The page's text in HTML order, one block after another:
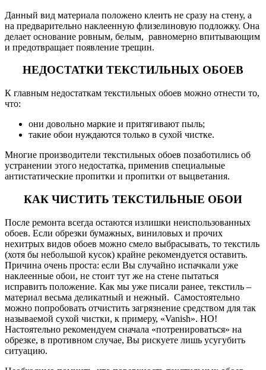
Данный вид материала положено клеить не сразу на стену, а
на предварительно наклеенную флизелиновую подложку. Она
делает основание ровным, белым, равномерно впитывающим
и предотвращает появление трещин.
НЕДОСТАТКИ ТЕКСТИЛЬНЫХ ОБОЕВ
К главным недостаткам текстильных обоев можно отнести то,
что:
они довольно маркие и притягивают пыль;
такие обои нуждаются только в сухой чистке.
Многие производители текстильных обоев позаботились об
устранении этого недостатка, применив специальные
антистатические пропитки и пропитки от выцветания.
КАК ЧИСТИТЬ ТЕКСТИЛЬНЫЕ ОБОИ
После ремонта всегда остаются излишки неиспользованных
обоев. Если обрезки бумажных, виниловых и прочих
нехитрых видов обоев можно смело выбрасывать, то текстиль
(хотя бы небольшой кусок) крайне рекомендуется оставить.
Причина очень проста: если Вы случайно испачкали уже
наклеенные обои, не стоит тут же на стене пытаться
исправить положение. Как мы уже писали ранее, текстиль –
материал весьма деликатный и нежный. Самостоятельно
можно попробовать отчистить загрязнение средством для так
называемой сухой чистки, к примеру, «Vanish». НО!
Настоятельно рекомендуем сначала «потренироваться» на
обрезке, в противном случае, Вы рискуете лишь усугубить
ситуацию.